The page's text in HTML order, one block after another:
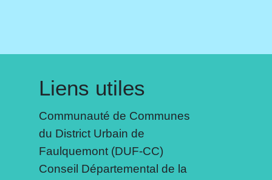
Liens utiles
Communauté de Communes
du District Urbain de
Faulquemont (DUF-CC)
Conseil Départemental de la